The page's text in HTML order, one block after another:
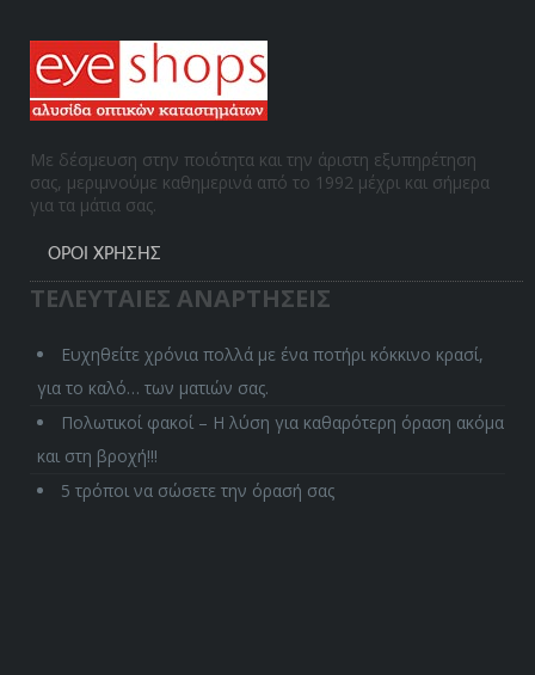
Με δέσμευση στην ποιότητα και την άριστη εξυπηρέτηση
σας, μεριμνούμε καθημερινά από το 1992 μέχρι και σήμερα
για τα μάτια σας.
ΌΡΟΙ ΧΡΉΣΗΣ
ΤΕΛΕΥΤΑΙΕΣ ΑΝΑΡΤΗΣΕΙΣ
Ευχηθείτε χρόνια πολλά με ένα ποτήρι κόκκινο κρασί,
για το καλό… των ματιών σας.
Πολωτικοί φακοί – Η λύση για καθαρότερη όραση ακόμα
και στη βροχή!!!
5 τρόποι να σώσετε την όρασή σας